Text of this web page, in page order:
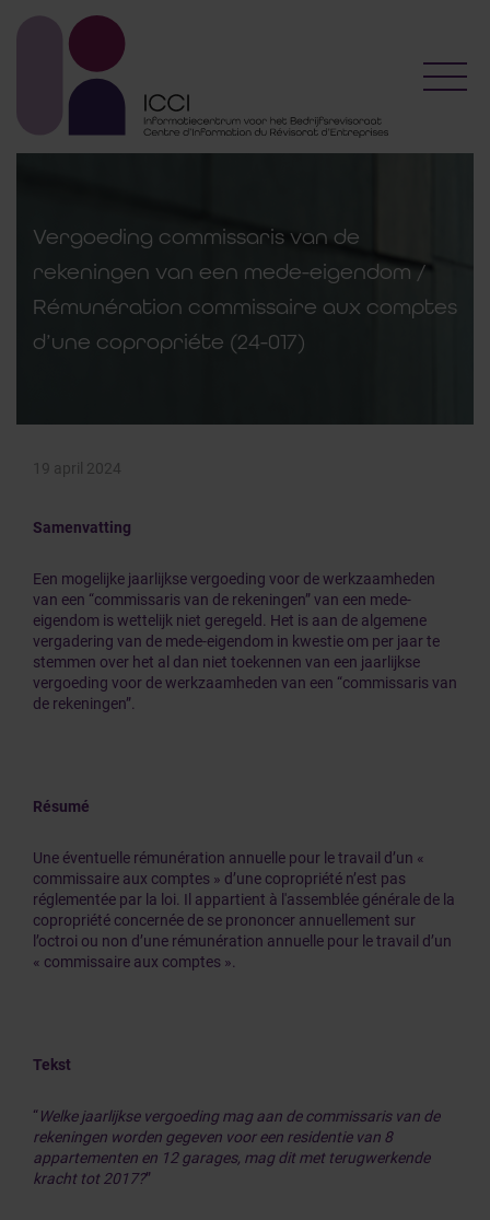
Vergoeding commissaris van de
rekeningen van een mede-eigendom /
Rémunération commissaire aux comptes
d’une copropriéte (24-017)
19 april 2024
Samenvatting
Een mogelijke jaarlijkse vergoeding voor de werkzaamheden
van een “commissaris van de rekeningen” van een mede-
eigendom is wettelijk niet geregeld. Het is aan de algemene
vergadering van de mede-eigendom in kwestie om per jaar te
stemmen over het al dan niet toekennen van een jaarlijkse
vergoeding voor de werkzaamheden van een “commissaris van
de rekeningen”.
Résumé
Une éventuelle rémunération annuelle pour le travail d’un «
commissaire aux comptes » d’une copropriété n’est pas
réglementée par la loi. Il appartient à l'assemblée générale de la
copropriété concernée de se prononcer annuellement sur
l’octroi ou non d’une rémunération annuelle pour le travail d’un
« commissaire aux comptes ».
Tekst
“Welke jaarlijkse vergoeding mag aan de commissaris van de
rekeningen worden gegeven voor een residentie van 8
appartementen en 12 garages, mag dit met terugwerkende
kracht tot 2017?”